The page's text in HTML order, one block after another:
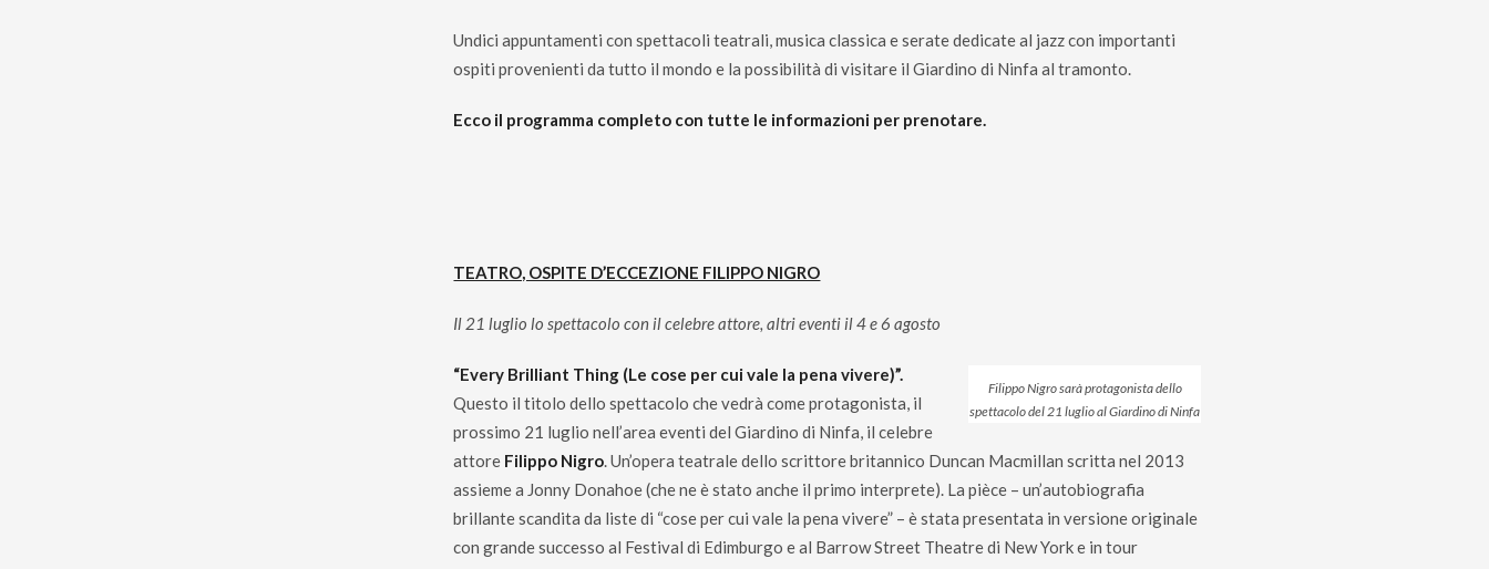
Undici appuntamenti con spettacoli teatrali, musica classica e serate dedicate al jazz con importanti
ospiti provenienti da tutto il mondo e la possibilità di visitare il Giardino di Ninfa al tramonto.
Ecco il programma completo con tutte le informazioni per prenotare.
TEATRO, OSPITE D’ECCEZIONE FILIPPO NIGRO
Il 21 luglio lo spettacolo con il celebre attore, altri eventi il 4 e 6 agosto
Filippo Nigro sarà protagonista dello
spettacolo del 21 luglio al Giardino di Ninfa
“Every Brilliant Thing (Le cose per cui vale la pena vivere)”.
Questo il titolo dello spettacolo che vedrà come protagonista, il
prossimo 21 luglio nell’area eventi del Giardino di Ninfa, il celebre
attore Filippo Nigro. Un’opera teatrale dello scrittore britannico Duncan Macmillan scritta nel 2013
assieme a Jonny Donahoe (che ne è stato anche il primo interprete). La pièce – un’autobiografia
brillante scandita da liste di “cose per cui vale la pena vivere” – è stata presentata in versione originale
con grande successo al Festival di Edimburgo e al Barrow Street Theatre di New York e in tour